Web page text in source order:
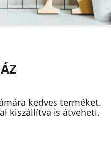
kedves terméket.
kiszállítva is átveheti.